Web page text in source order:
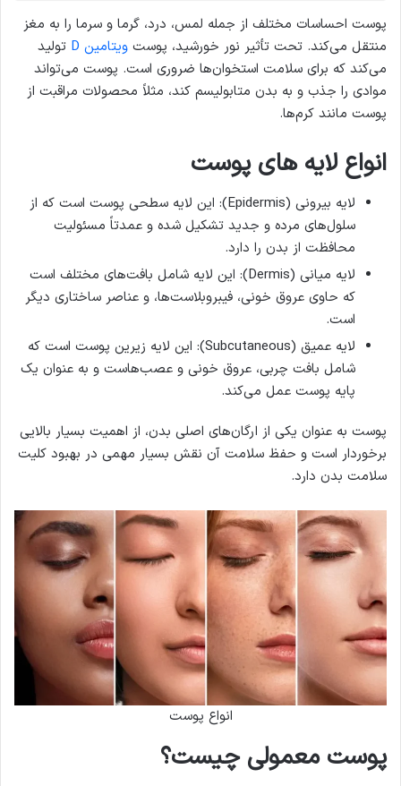
پوست احساسات مختلف از جمله لمس، درد، گرما و سرما را به مغز
منتقل می‌کند. تحت تأثیر نور خورشید، پوست ویتامین D
تولید
می‌کند که برای سلامت استخوان‌ها ضروری است. پوست می‌تواند
موادی را جذب و به بدن متابولیسم کند، مثلاً محصولات مراقبت از
پوست مانند کرم‌ها.
انواع لایه های پوست
لایه بیرونی (Epidermis): این لایه سطحی پوست است که از
سلول‌های مرده و جدید تشکیل شده و عمدتاً مسئولیت
محافظت از بدن را دارد.
لایه میانی (Dermis): این لایه شامل بافت‌های مختلف است
که حاوی عروق خونی، فیبروبلاست‌ها، و عناصر ساختاری دیگر
است.
لایه عمیق (Subcutaneous): این لایه زیرین پوست است که
شامل بافت چربی، عروق خونی و عصب‌هاست و به عنوان یک
پایه پوست عمل می‌کند.
پوست به عنوان یکی از ارگان‌های اصلی بدن، از اهمیت بسیار بالایی
برخوردار است و حفظ سلامت آن نقش بسیار مهمی در بهبود کلیت
سلامت بدن دارد.
انواع پوست
پوست معمولی چیست؟